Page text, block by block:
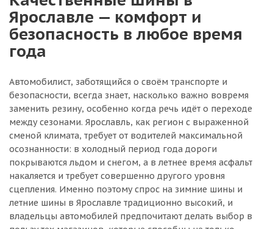
Ярославле — комфорт и
безопасность в любое время
года
Автомобилист, заботящийся о своём транспорте и
безопасности, всегда знает, насколько важно вовремя
заменить резину, особенно когда речь идёт о переходе
между сезонами. Ярославль, как регион с выраженной
сменой климата, требует от водителей максимальной
осознанности: в холодный период года дороги
покрываются льдом и снегом, а в летнее время асфальт
накаляется и требует совершенно другого уровня
сцепления. Именно поэтому спрос на зимние шины и
летние шины в Ярославле традиционно высокий, и
владельцы автомобилей предпочитают делать выбор в